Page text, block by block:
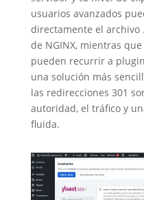
usuarios avanzados
directamente el archivo
de NGINX, mientras
pueden recurrir a
una solución más
las redirecciones 301
autoridad, el tráfico y
fluida.